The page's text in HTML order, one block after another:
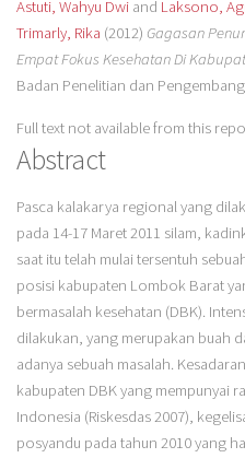
Astuti, Wahyu Dwiand Laksono,
Trimarly, Rika (2012) Gagasan
Empat Fokus Kesehatan Di
Badan Penelitian dan
Full text not available from this
Abstract
Pasca kalakarya regional yang
pada 14-17 Maret 2011 silam,
saat itu telah mulai tersentuh
posisi kabupaten Lombok Barat
bermasalah kesehatan (DBK).
dilakukan, yang merupakan buah
adanya sebuah masalah.
kabupaten DBK yang mempunyai
Indonesia (Riskesdas 2007),
posyandu pada tahun 2010 yang